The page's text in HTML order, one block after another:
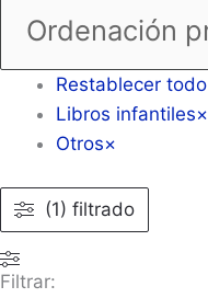
Restablecer todo
Libros infantiles×
Otros×
(1) filtrado
Filtrar: